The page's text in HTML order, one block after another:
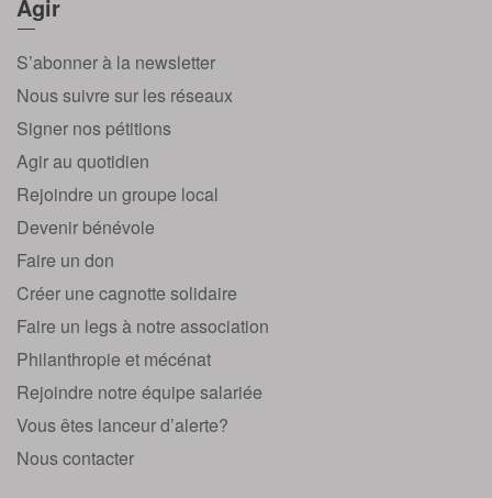
Agir
S’abonner à la newsletter
Nous suivre sur les réseaux
Signer nos pétitions
Agir au quotidien
Rejoindre un groupe local
Devenir bénévole
Faire un don
Créer une cagnotte solidaire
Faire un legs à notre association
Philanthropie et mécénat
Rejoindre notre équipe salariée
Vous êtes lanceur d’alerte?
Nous contacter